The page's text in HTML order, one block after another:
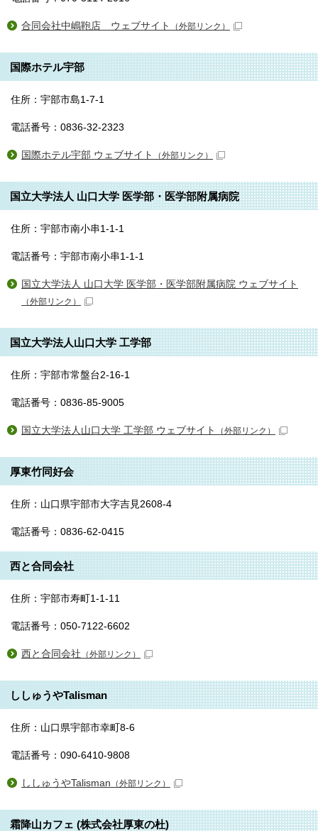
合同会社中嶋鞄店 ウェブサイト （外部リンク）
国際ホテル宇部
住所：宇部市島1-7-1
電話番号：0836-32-2323
国際ホテル宇部 ウェブサイト （外部リンク）
国立大学法人 山口大学 医学部・医学部附属病院
住所：宇部市南小串1-1-1
電話番号：宇部市南小串1-1-1
国立大学法人 山口大学 医学部・医学部附属病院 ウェブサイト
（外部リンク）
国立大学法人山口大学 工学部
住所：宇部市常盤台2-16-1
電話番号：0836-85-9005
国立大学法人山口大学 工学部 ウェブサイト （外部リンク）
厚東竹同好会
住所：山口県宇部市大字吉見2608-4
電話番号：0836-62-0415
西と合同会社
住所：宇部市寿町1-1-11
電話番号：050-7122-6602
西と合同会社 （外部リンク）
ししゅうやTalisman
住所：山口県宇部市幸町8-6
電話番号：090-6410-9808
ししゅうやTalisman （外部リンク）
霜降山カフェ (株式会社厚東の杜)